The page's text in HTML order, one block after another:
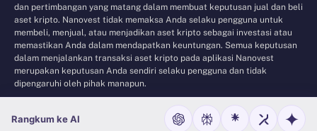
dan pertimbangan yang matang dalam membuat keputusan jual dan beli
aset kripto. Nanovest tidak memaksa Anda selaku pengguna untuk
membeli, menjual, atau menjadikan aset kripto sebagai investasi atau
memastikan Anda dalam mendapatkan keuntungan. Semua keputusan
dalam menjalankan transaksi aset kripto pada aplikasi Nanovest
merupakan keputusan Anda sendiri selaku pengguna dan tidak
dipengaruhi oleh pihak manapun.
Rangkum ke AI